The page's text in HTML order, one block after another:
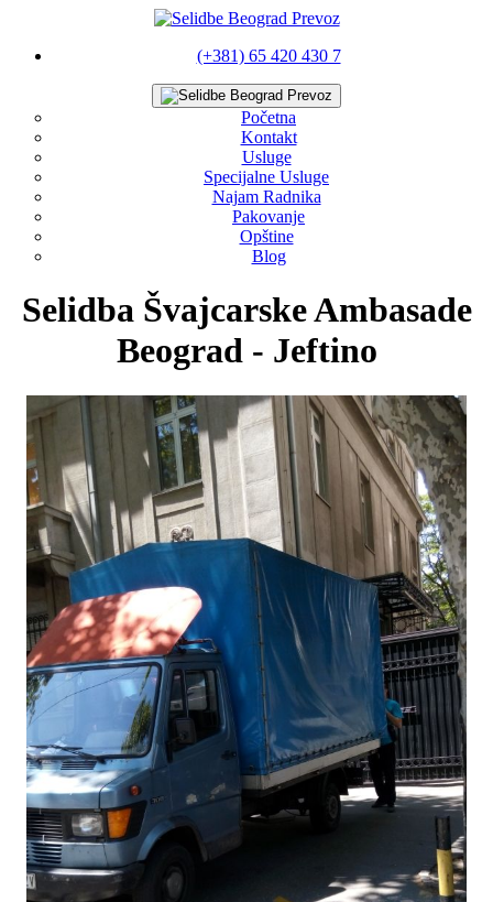
(+381) 65 420 430 7
Početna
Kontakt
Usluge
Specijalne Usluge
Najam Radnika
Pakovanje
Opštine
Blog
Selidba Švajcarske Ambasade
Beograd - Jeftino